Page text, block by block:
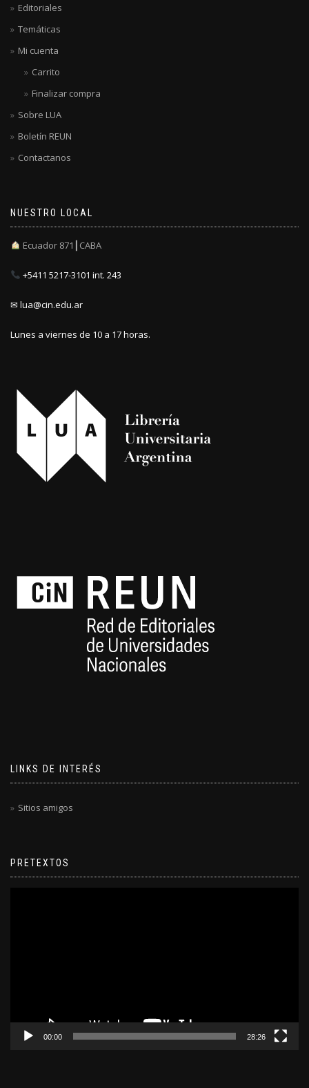
Editoriales
Temáticas
Mi cuenta
Carrito
Finalizar compra
Sobre LUA
Boletín REUN
Contactanos
NUESTRO LOCAL
Ecuador 871┃CABA
+5411 5217-3101 int. 243
✉ lua@cin.edu.ar
Lunes a viernes de 10 a 17 horas.
LINKS DE INTERÉS
Sitios amigos
PRETEXTOS
00:00 28:26